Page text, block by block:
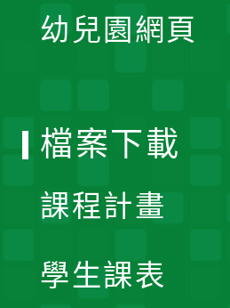
幼兒園網頁
檔案下載
課程計畫
學生課表